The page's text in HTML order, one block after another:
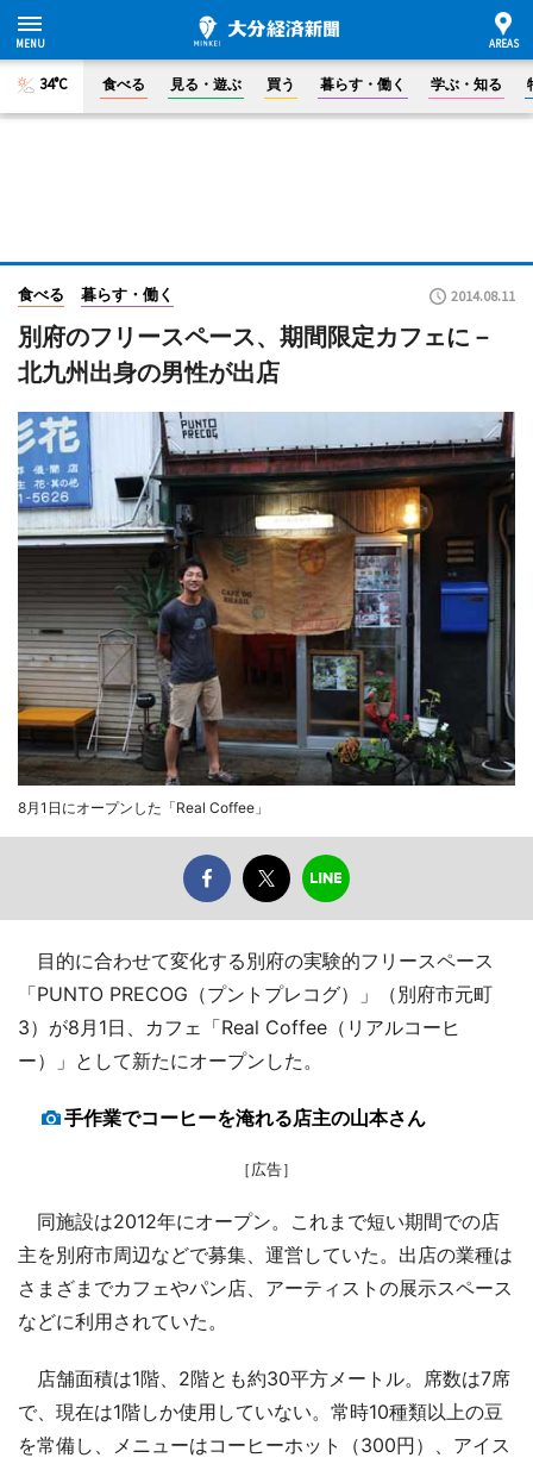
34°C 食べる 見る・遊ぶ 買う 暮らす・働く 学ぶ・知る
食べる 暮らす・働く 2014.08.11
別府のフリースペース、期間限定カフェに－
北九州出身の男性が出店
8月1日にオープンした「Real Coffee」
目的に合わせて変化する別府の実験的フリースペース
「PUNTO PRECOG（プントプレコグ）」（別府市元町
3）が8月1日、カフェ「Real Coffee（リアルコーヒ
ー）」として新たにオープンした。
手作業でコーヒーを淹れる店主の山本さん
［広告］
同施設は2012年にオープン。これまで短い期間での店
主を別府市周辺などで募集、運営していた。出店の業種は
さまざまでカフェやパン店、アーティストの展示スペース
などに利用されていた。
店舗面積は1階、2階とも約30平方メートル。席数は7席
で、現在は1階しか使用していない。常時10種類以上の豆
を常備し、メニューはコーヒーホット（300円）、アイス